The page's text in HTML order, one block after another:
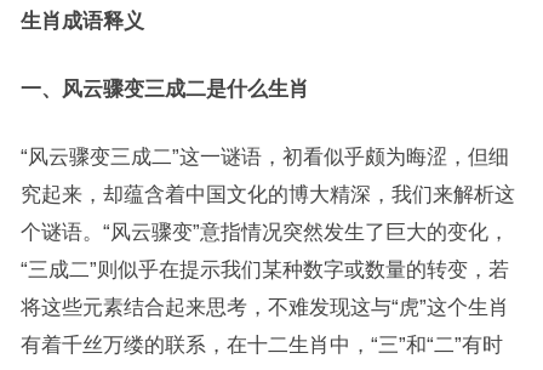
生肖成语释义
一、风云骤变三成二是什么生肖
“风云骤变三成二”这一谜语，初看似乎颇为晦涩，但细
究起来，却蕴含着中国文化的博大精深，我们来解析这
个谜语。“风云骤变”意指情况突然发生了巨大的变化，
“三成二”则似乎在提示我们某种数字或数量的转变，若
将这些元素结合起来思考，不难发现这与“虎”这个生肖
有着千丝万缕的联系，在十二生肖中，“三”和“二”有时